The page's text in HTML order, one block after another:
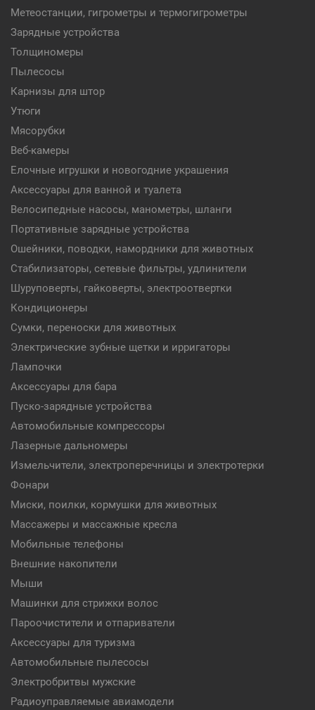
Метеостанции, гигрометры и термогигрометры
Зарядные устройства
Толщиномеры
Пылесосы
Карнизы для штор
Утюги
Мясорубки
Веб-камеры
Елочные игрушки и новогодние украшения
Аксессуары для ванной и туалета
Велосипедные насосы, манометры, шланги
Портативные зарядные устройства
Ошейники, поводки, намордники для животных
Стабилизаторы, сетевые фильтры, удлинители
Шуруповерты, гайковерты, электроотвертки
Кондиционеры
Сумки, переноски для животных
Электрические зубные щетки и ирригаторы
Лампочки
Аксессуары для бара
Пуско-зарядные устройства
Автомобильные компрессоры
Лазерные дальномеры
Измельчители, электроперечницы и электротерки
Фонари
Миски, поилки, кормушки для животных
Массажеры и массажные кресла
Мобильные телефоны
Внешние накопители
Мыши
Машинки для стрижки волос
Пароочистители и отпариватели
Аксессуары для туризма
Автомобильные пылесосы
Электробритвы мужские
Радиоуправляемые авиамодели